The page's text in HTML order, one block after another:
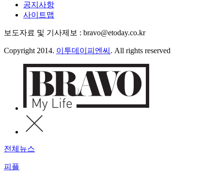
공지사항
사이트맵
보도자료 및 기사제보 : bravo@etoday.co.kr
Copyright 2014. 이투데이피엔씨 . All rights reserved
전체뉴스
피플